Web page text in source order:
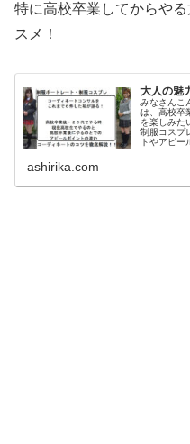
特に高校卒業してからや
スメ！
大人の魅
みなさんこ
は、高校卒
を楽しみた
制服コスプ
トやアピー
ashirika.com